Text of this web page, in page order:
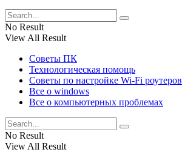
No Result
View All Result
Советы ПК
Технологическая помощь
Советы по настройке Wi-Fi роутеров
Все о windows
Все о компьютерных проблемах
No Result
View All Result